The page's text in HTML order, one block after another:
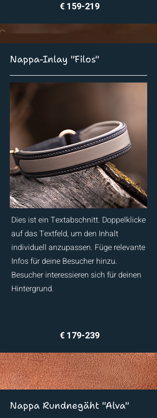
€ 159-219
Nappa-Inlay "Filos"
Dies ist ein Textabschnitt. Doppelklicke
auf das Textfeld, um den Inhalt
individuell anzupassen. Füge relevante
Infos für deine Besucher hinzu.
Besucher interessieren sich für deinen
Hintergrund.
€ 179-239
Nappa Rundnegäht "Alva"